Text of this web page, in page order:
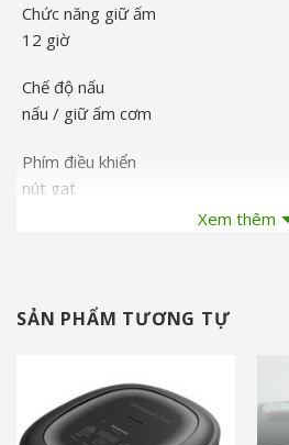
Chức năng giữ ấm
12 giờ
Chế độ nấu
nấu / giữ ấm cơm
Phím điều khiển
nút gạt
Dây điện
Xửng, cốc đong, vá cơm
Xem thêm
SẢN PHẨM TƯƠNG TỰ